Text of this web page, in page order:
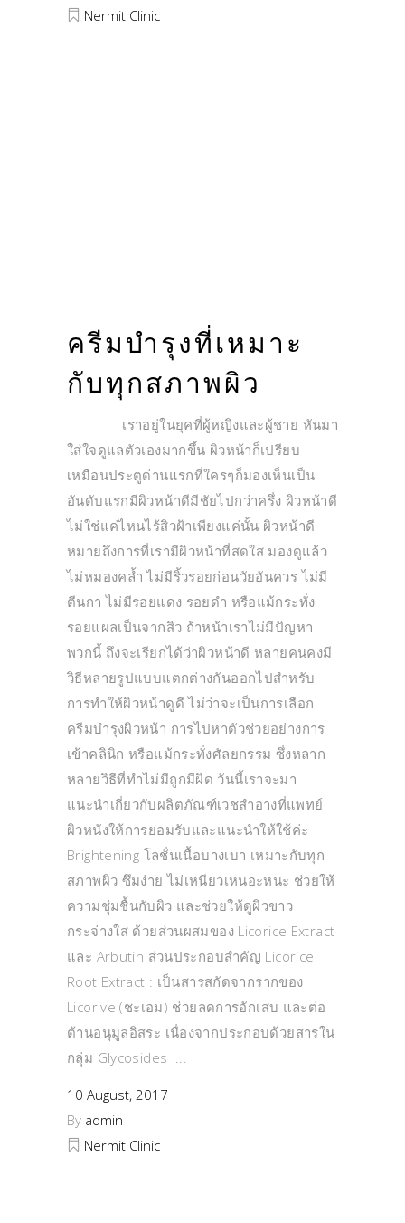
Nermit Clinic
ครีมบำรุงที่เหมาะ
กับทุกสภาพผิว
เราอยู่ในยุคที่ผู้หญิงและผู้ชาย หันมา
ใส่ใจดูแลตัวเองมากขึ้น ผิวหน้าก็เปรียบ
เหมือนประตูด่านแรกที่ใครๆก็มองเห็นเป็น
อันดับแรกมีผิวหน้าดีมีชัยไปกว่าครึ่ง ผิวหน้าดี
ไม่ใช่แค่ไหนไร้สิวฝ้าเพียงแค่นั้น ผิวหน้าดี
หมายถึงการที่เรามีผิวหน้าที่สดใส มองดูแล้ว
ไม่หมองคล้ำ ไม่มีริ้วรอยก่อนวัยอันควร ไม่มี
ตีนกา ไม่มีรอยแดง รอยดำ หรือแม้กระทั่ง
รอยแผลเป็นจากสิว ถ้าหน้าเราไม่มีปัญหา
พวกนี้ ถึงจะเรียกได้ว่าผิวหน้าดี หลายคนคงมี
วิธีหลายรูปแบบแตกต่างกันออกไปสำหรับ
การทำให้ผิวหน้าดูดี ไม่ว่าจะเป็นการเลือก
ครีมบำรุงผิวหน้า การไปหาตัวช่วยอย่างการ
เข้าคลินิก หรือแม้กระทั่งศัลยกรรม ซึ่งหลาก
หลายวิธีที่ทำไม่มีถูกมีผิด วันนี้เราจะมา
แนะนำเกี่ยวกับผลิตภัณฑ์เวชสำอางที่แพทย์
ผิวหนังให้การยอมรับและแนะนำให้ใช้ค่ะ
Brightening โลชั่นเนื้อบางเบา เหมาะกับทุก
สภาพผิว ซึมง่าย ไม่เหนียวเหนอะหนะ ช่วยให้
ความชุ่มชื้นกับผิว และช่วยให้ดูผิวขาว
กระจ่างใส ด้วยส่วนผสมของ Licorice Extract
และ Arbutin ส่วนประกอบสำคัญ Licorice
Root Extract : เป็นสารสกัดจากรากของ
Licorive (ชะเอม) ช่วยลดการอักเสบ และต่อ
ต้านอนุมูลอิสระ เนื่องจากประกอบด้วยสารใน
กลุ่ม Glycosides
10 August, 2017
By admin
Nermit Clinic